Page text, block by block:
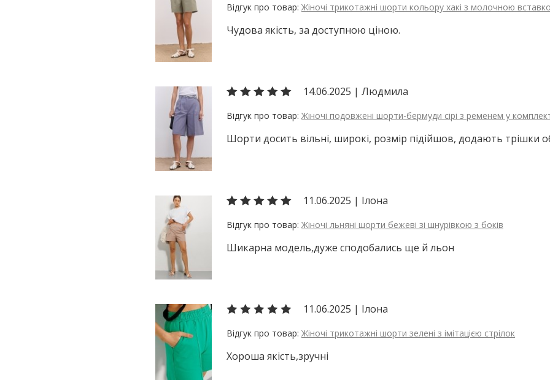
Жіночі трикотажні шорти кольору хакі з молочною
Чудова якість, за доступною ціною.
14.06.2025 | Людмила
Жіночі подовжені шорти-бермуди сірі з ременем у
Шорти досить вільні, широкі, розмір підійшов, додають трішки
11.06.2025 | Ілона
Жіночі льняні шорти бежеві зі шнурівкою з боків
Шикарна модель,дуже сподобались ще й льон
11.06.2025 | Ілона
Жіночі трикотажні шорти зелені з імітацією стрілок
Хороша якість,зручні